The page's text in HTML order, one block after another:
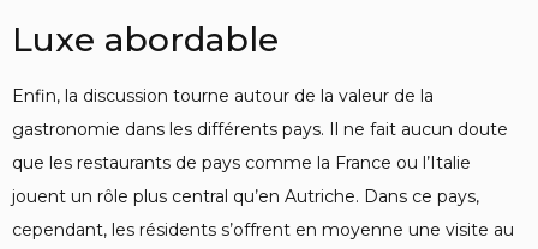
Luxe abordable
Enfin, la discussion tourne autour de la valeur de la
gastronomie dans les différents pays. Il ne fait aucun doute
que les restaurants de pays comme la France ou l’Italie
jouent un rôle plus central qu’en Autriche. Dans ce pays,
cependant, les résidents s’offrent en moyenne une visite au